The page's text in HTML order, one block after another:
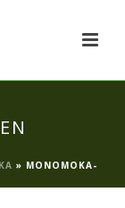
» MONOMOKA-